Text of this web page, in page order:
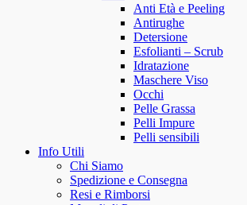
Anti Età e Peeling
Antirughe
Detersione
Esfolianti – Scrub
Idratazione
Maschere Viso
Occhi
Pelle Grassa
Pelli Impure
Pelli sensibili
Info Utili
Chi Siamo
Spedizione e Consegna
Resi e Rimborsi